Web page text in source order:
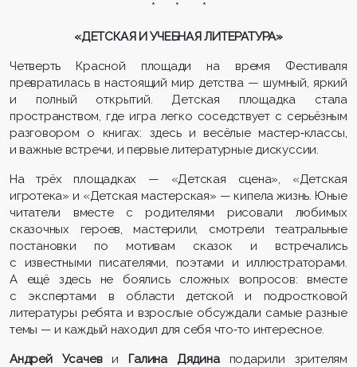
* * *
«ДЕТСКАЯ И УЧЕБНАЯ ЛИТЕРАТУРА»
Четверть Красной площади на время Фестиваля
превратилась в настоящий мир детства — шумный, яркий
и полный открытий. Детская площадка стала
пространством, где игра легко соседствует с серьёзным
разговором о книгах: здесь и весёлые мастер‑классы,
и важные встречи, и первые литературные дискуссии.
На трёх площадках — «Детская сцена», «Детская
игротека» и «Детская мастерская» — кипела жизнь. Юные
читатели вместе с родителями рисовали любимых
сказочных героев, мастерили, смотрели театральные
постановки по мотивам сказок и встречались
с известными писателями, поэтами и иллюстраторами.
А ещё здесь не боялись сложных вопросов: вместе
с экспертами в области детской и подростковой
литературы ребята и взрослые обсуждали самые разные
темы — и каждый находил для себя что‑то интересное.
Андрей Усачеви Галина Дядина подарили зрителям